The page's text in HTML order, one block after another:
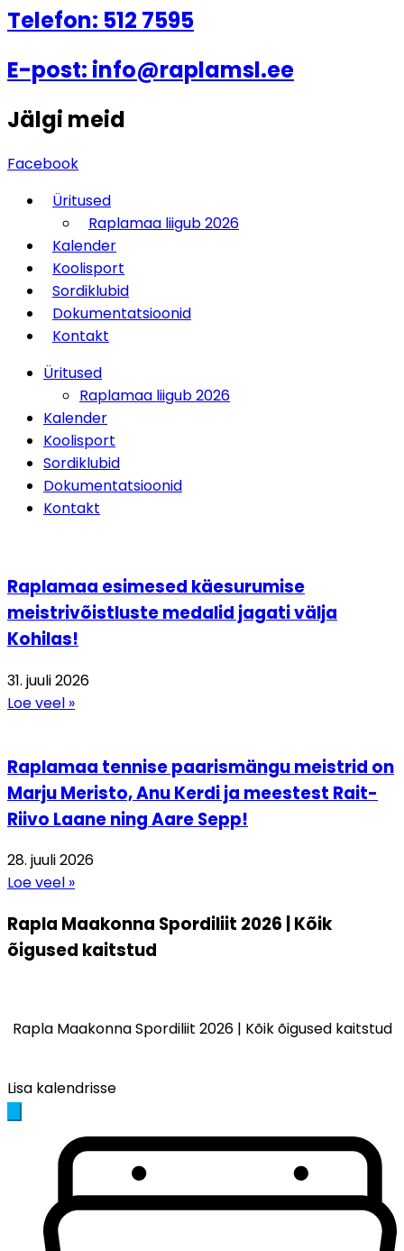
Telefon: 512 7595
E-post: info@raplamsl.ee
Jälgi meid
Facebook
Üritused
Raplamaa liigub 2026
Kalender
Koolisport
Sordiklubid
Dokumentatsioonid
Kontakt
Üritused
Raplamaa liigub 2026
Kalender
Koolisport
Sordiklubid
Dokumentatsioonid
Kontakt
Raplamaa esimesed käesurumise
meistrivõistluste medalid jagati välja
Kohilas!
31. juuli 2026
Loe veel »
Raplamaa tennise paarismängu meistrid on
Marju Meristo, Anu Kerdi ja meestest Rait-
Riivo Laane ning Aare Sepp!
28. juuli 2026
Loe veel »
Rapla Maakonna Spordiliit 2026 | Kõik
õigused kaitstud
Rapla Maakonna Spordiliit 2026 | Kõik õigused kaitstud
Lisa kalendrisse